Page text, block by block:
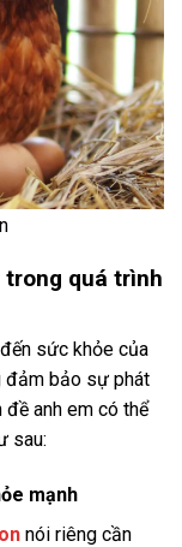
trong quá trình
sức khỏe của
đảm bảo sự phát
anh em có thể
sau:
mạnh
nói riêng cần